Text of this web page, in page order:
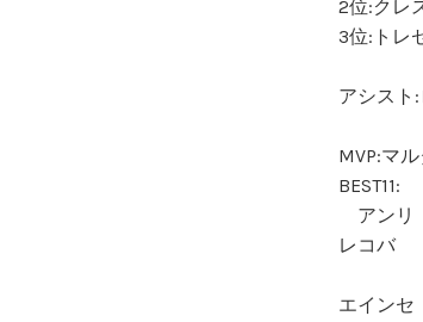
2位:クレ
3位:トレ
アシスト
MVP:マ
BEST11:
アンリ
レコバ
ジ
エ